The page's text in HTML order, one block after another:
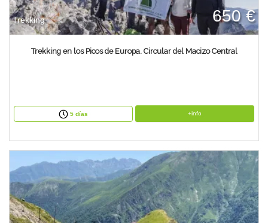
Trekking 650 €
Trekking en los Picos de Europa. Circular del Macizo Central
5 días +info